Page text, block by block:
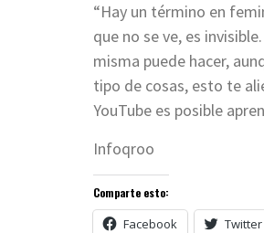
“Hay un término en
que no se ve, es
misma puede hacer,
tipo de cosas, esto te
YouTube es posible
Infoqroo
Comparte esto:
Facebook Twitter